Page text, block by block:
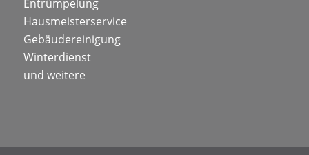
Entrümpelung
Hausmeisterservice
Gebäudereinigung
Winterdienst
und weitere